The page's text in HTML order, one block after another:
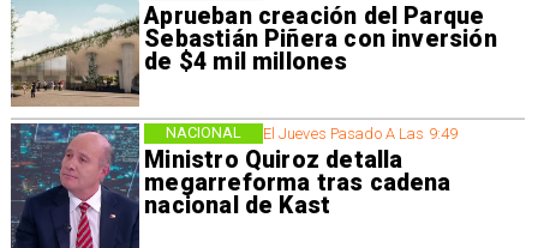
Aprueban creación del Parque
Sebastián Piñera con inversión
de $4 mil millones
El Jueves Pasado A Las 9:49
Ministro Quiroz detalla
megarreforma tras cadena
nacional de Kast
NACIONAL